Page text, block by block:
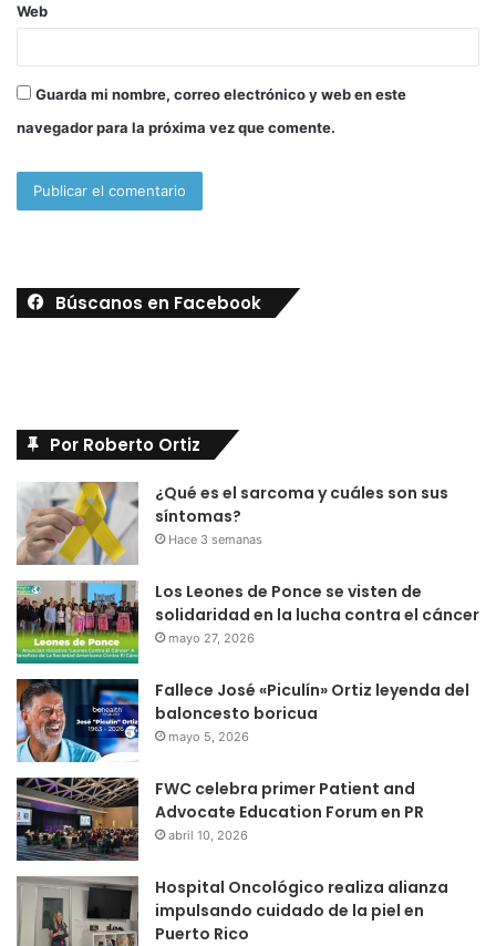
Web
Guarda mi nombre, correo electrónico y web en este
navegador para la próxima vez que comente.
Búscanos en Facebook
Por Roberto Ortiz
¿Qué es el sarcoma y cuáles son sus
síntomas?
Hace 3 semanas
Los Leones de Ponce se visten de
solidaridad en la lucha contra el cáncer
mayo 27, 2026
Fallece José «Piculín» Ortiz leyenda del
baloncesto boricua
mayo 5, 2026
FWC celebra primer Patient and
Advocate Education Forum en PR
abril 10, 2026
Hospital Oncológico realiza alianza
impulsando cuidado de la piel en
Puerto Rico